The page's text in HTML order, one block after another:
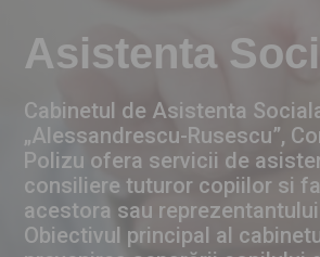
Asistenta
Cabinetul de Asistenta
„Alessandrescu-Rusescu”,
Polizu ofera servicii de
consiliere tuturor copiilor si
acestora sau
Obiectivul principal al